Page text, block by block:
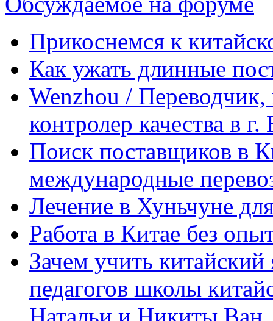
Прикоснемся к
Как ужать длинные
Wenzhou / Переводчик,
контролер качества в
Поиск поставщиков в
международные
Лечение в Хуньчуне
Работа в Китае без
Зачем учить
педагогов школы
Натальи и Никиты Ван